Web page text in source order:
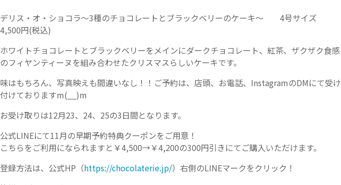
デリス・オ・ショコラ〜3種のチョコレートとブラックベリーのケーキ〜 4号サイズ
4,500円(税込)
ホワイトチョコレートとブラックベリーをメインにダークチョコレート、紅茶、ザクザク食感
のフィヤンティーヌを組み合わせたクリスマスらしいケーキです。
味はもちろん、写真映えも間違いなし！！ご予約は、店頭、お電話、InstagramのDMにて受け
付けておりますm(__)m
お受け取りは12月23、24、25の3日間となります。
公式LINEにて11月の早期予約特典クーポンをご用意！
こちらをご利用になられますと￥4,500→￥4,200の300円引きにてご購入いただけます。
登録方法は、公式HP（https://chocolaterie.jp/）右側のLINEマークをクリック！